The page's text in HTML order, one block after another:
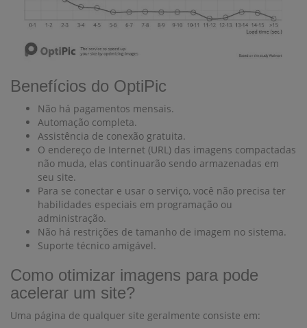
Benefícios do OptiPic
Não há pagamentos mensais.
Automação completa.
Assistência de conexão gratuita.
O endereço de Internet (URL) das imagens compactadas
não muda, elas continuarão sendo armazenadas em
seu site.
Para se conectar e usar o serviço, você não precisa ter
habilidades especiais em programação ou
administração.
Não há restrições de tamanho de imagem no sistema.
Suporte técnico amigável.
Como otimizar imagens para pode
acelerar um site?
Uma página de qualquer site geralmente consiste em: